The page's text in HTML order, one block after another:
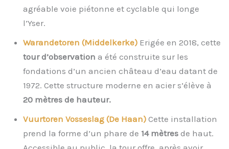
agréable voie piétonne et cyclable qui longe
l’Yser.
Warandetoren (Middelkerke) Erigée en 2018, cette
tour d’observation a été construite sur les
fondations d’un ancien château d’eau datant de
1972. Cette structure moderne en acier s’élève à
20 mètres de hauteur.
Vuurtoren Vosseslag (De Haan) Cette installation
prend la forme d’un phare de 14 mètres de haut.